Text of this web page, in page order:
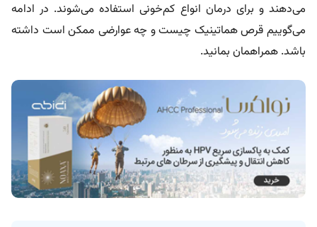
می‌دهند و برای درمان انواع کم‌خونی استفاده می‌شوند. در ادامه
می‌گوییم قرص هماتینیک چیست و چه عوارضی ممکن است داشته
باشد. همراهمان بمانید.